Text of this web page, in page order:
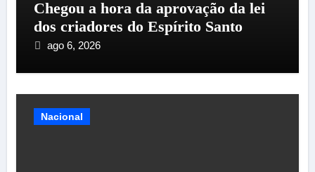
Chegou a hora da aprovação da lei
dos criadores do Espírito Santo
ago 6, 2026
Nacional